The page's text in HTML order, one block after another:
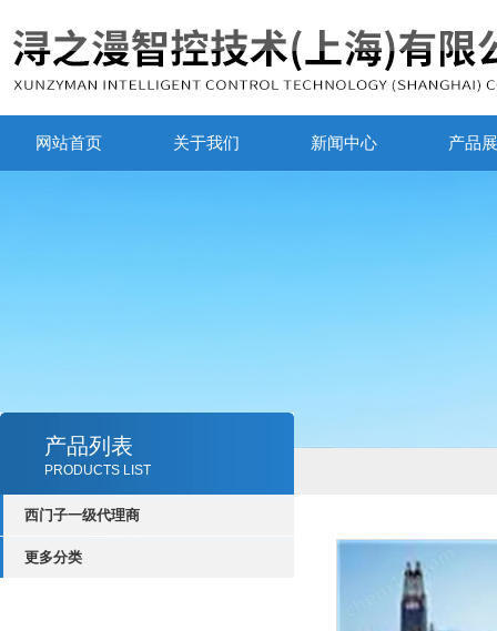
网站首页 关于我们 新闻中心 产品
产品列表
PRODUCTS LIST
西门子一级代理商
更多分类